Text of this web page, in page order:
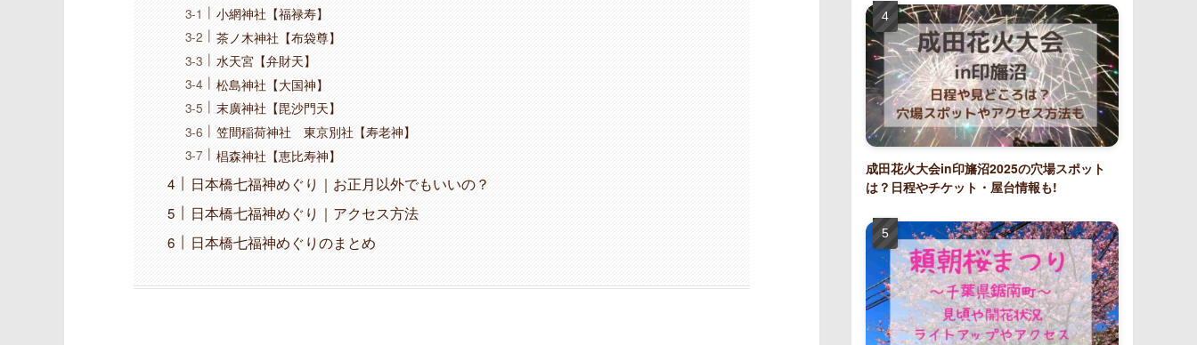
小網神社【福禄寿】
茶ノ木神社【布袋尊】
水天宮【弁財天】
松島神社【大国神】
末廣神社【毘沙門天】
笠間稲荷神社 東京別社【寿老神】
椙森神社【恵比寿神】
日本橋七福神めぐり｜お正月以外でもいいの？
日本橋七福神めぐり｜アクセス方法
日本橋七福神めぐりのまとめ
成田花火大会in印旛沼2025の穴場スポット
は？日程やチケット・屋台情報も!